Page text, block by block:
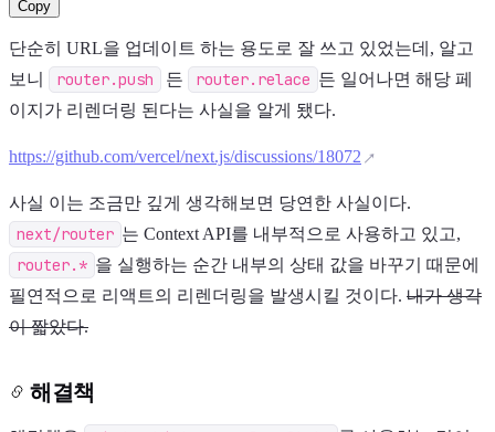
Copy
단순히 URL을 업데이트 하는 용도로 잘 쓰고 있었는데, 알고
보니
router.push 든 router.relace 든 일어나면 해당 페
이지가 리렌더링 된다는 사실을 알게 됐다.
https://github.com/vercel/next.js/discussions/18072
사실 이는 조금만 깊게 생각해보면 당연한 사실이다.
next/router 는 Context API를 내부적으로 사용하고 있고,
router.* 을 실행하는 순간 내부의 상태 값을 바꾸기 때문에
필연적으로 리액트의 리렌더링을 발생시킬 것이다. 내가 생각
이 짧았다.
해결책